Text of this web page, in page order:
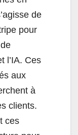
de
pour
l’IA. Ces
aux
à
clients.
ces